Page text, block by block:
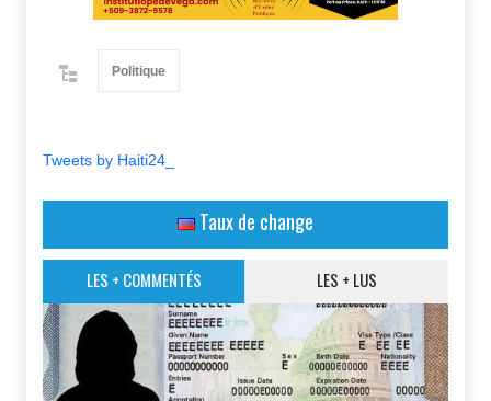
Politique
Tweets by Haiti24_
Taux de change
LES + COMMENTÉS LES + LUS